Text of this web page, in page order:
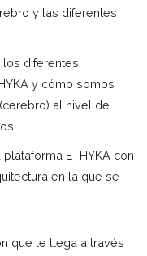
y las diferentes
los diferentes
y cómo somos
al nivel de
ETHYKA con
en la que se
que le llega a través